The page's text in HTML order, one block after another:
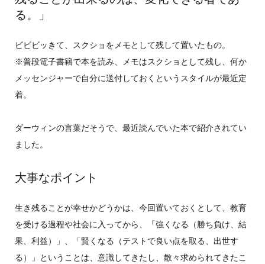
る。」
ビビビッきて、スクショをメモとして残して置いたもの。
※普段電子書籍で本を読み、メモはスクショとして残し、何か
メッセンジャーで自分に送付しておくというスタイルが最近定
着。
ダーウィンの言葉だそうで、最近読んでいた本で紹介されてい
ました。
大事なポイント
生き残ることが幸せかどうかは、今回置いておくとして、教育
を受ける過程や社会に入ってから、「強くなる（勝ち負け、結
果、利益）」、「賢くなる（テストで良い点を取る、出世す
る）」ということは、意識してきたし、散々求められてきたこ